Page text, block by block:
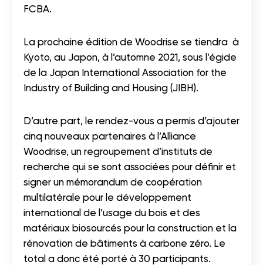
FCBA.
La prochaine édition de Woodrise se tiendra à
Kyoto, au Japon, à l’automne 2021, sous l’égide
de la Japan International Association for the
Industry of Building and Housing (JIBH).
D’autre part, le rendez-vous a permis d’ajouter
cinq nouveaux partenaires à l’Alliance
Woodrise, un regroupement d’instituts de
recherche qui se sont associées pour définir et
signer un mémorandum de coopération
multilatérale pour le développement
international de l’usage du bois et des
matériaux biosourcés pour la construction et la
rénovation de bâtiments à carbone zéro. Le
total a donc été porté à 30 participants.